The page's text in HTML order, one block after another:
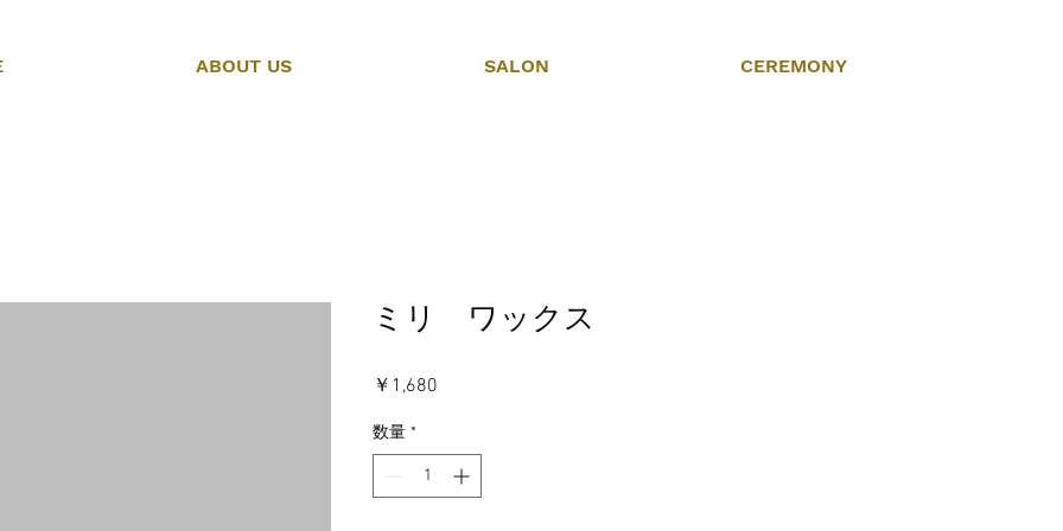
ABOUT US SALON CEREMONY
ミリ ワックス
￥1,680
数量 *